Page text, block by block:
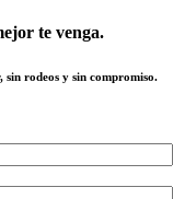
te venga.
sin rodeos y sin compromiso.